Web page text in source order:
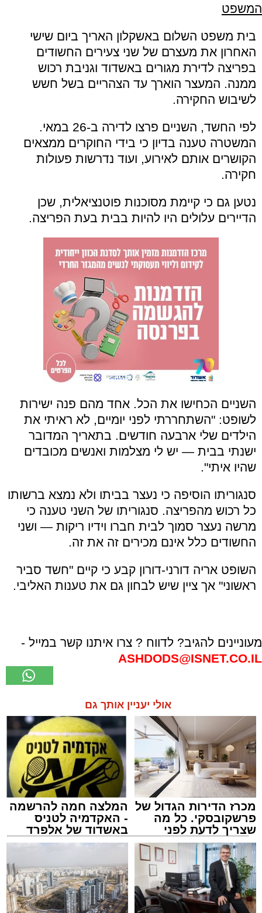
המשפט
בית משפט השלום באשקלון האריך ביום שישי
האחרון את מעצרם של שני צעירים החשודים
בפריצה לדירת מגורים באשדוד וגניבת רכוש
ממנה. המעצר הוארך עד הצהריים בשל חשש
לשיבוש החקירה.
לפי החשד, השניים פרצו לדירה ב-26 במאי.
המשטרה טענה בדיון כי בידי החוקרים ממצאים
הקושרים אותם לאירוע, ועוד נדרשות פעולות
חקירה.
נטען גם כי קיימת מסוכנות פוטנציאלית, שכן
הדיירים עלולים היו להיות בבית בעת הפריצה.
השניים הכחישו את הכל. אחד מהם פנה ישירות
לשופט: "השתחררתי לפני יומיים, לא ראיתי את
הילדים שלי ארבעה חודשים. בתאריך המדובר
ישנתי בבית — יש לי מצלמות ואנשים מכובדים
שהיו איתי".
סנגוריתו הוסיפה כי נעצר בביתו ולא נמצא ברשותו
כל רכוש מהפריצה. סנגוריתו של השני טענה כי
מרשה נעצר סמוך לבית חברו וידיו ריקות — ושני
החשודים כלל אינם מכירים זה את זה.
השופט אריה דורני-דורון קבע כי קיים "חשד סביר
ראשוני" אך ציין שיש לבחון גם את טענות האליבי.
מעוניינים להגיב? לדווח ? צרו איתנו קשר במייל -
ASHDODS@ISNET.CO.IL
אולי יעניין אותך גם
מכרז הדירות הגדול של
פרשקובסקי. כל מה
שצריך לדעת לפני
שמגישים הצעה לדירה
באשדוד
המלצה חמה להרשמה
- האקדמיה לטניס
באשדוד של אלפרד
קריאולנסקי - לילדים